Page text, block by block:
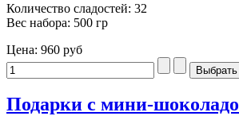
Количество сладостей: 32
Вес набора: 500 гр
Цена: 960 руб
Подарки с мини-